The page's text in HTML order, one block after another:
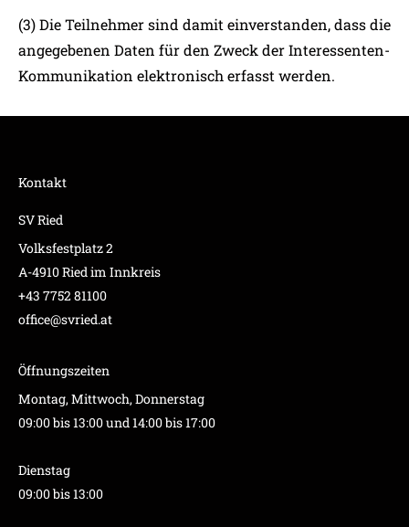
(3) Die Teilnehmer sind damit einverstanden, dass die
angegebenen Daten für den Zweck der Interessenten-
Kommunikation elektronisch erfasst werden.
Kontakt
SV Ried
Volksfestplatz 2
A-4910 Ried im Innkreis
+43 7752 81100
office@svried.at
Öffnungszeiten
Montag, Mittwoch, Donnerstag
09:00 bis 13:00 und 14:00 bis 17:00
Dienstag
09:00 bis 13:00